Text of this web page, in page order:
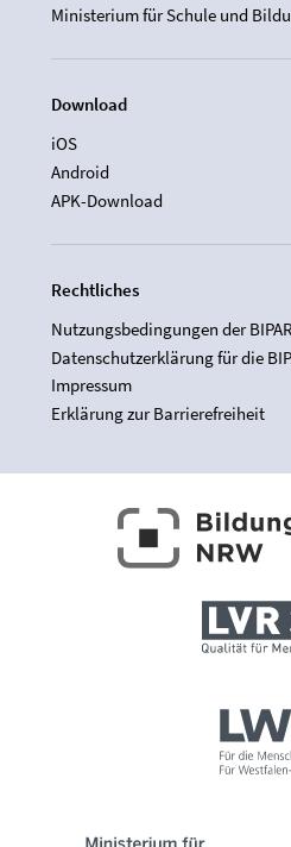
Ministerium für Schule und
Download
iOS
Android
APK-Download
Rechtliches
Nutzungsbedingungen der
Datenschutzerklärung für die
Impressum
Erklärung zur Barrierefreiheit